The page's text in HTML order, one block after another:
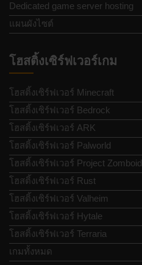
Dedicated game server hosting
แผนผังไซต์
โฮสติ้งเซิร์ฟเวอร์เกม
โฮสติ้งเซิร์ฟเวอร์ Minecraft
โฮสติ้งเซิร์ฟเวอร์ Bedrock
โฮสติ้งเซิร์ฟเวอร์ ARK
โฮสติ้งเซิร์ฟเวอร์ Palworld
โฮสติ้งเซิร์ฟเวอร์ Project Zomboid
โฮสติ้งเซิร์ฟเวอร์ Rust
โฮสติ้งเซิร์ฟเวอร์ Valheim
โฮสติ้งเซิร์ฟเวอร์ Hytale
โฮสติ้งเซิร์ฟเวอร์ Terraria
เกมทั้งหมด